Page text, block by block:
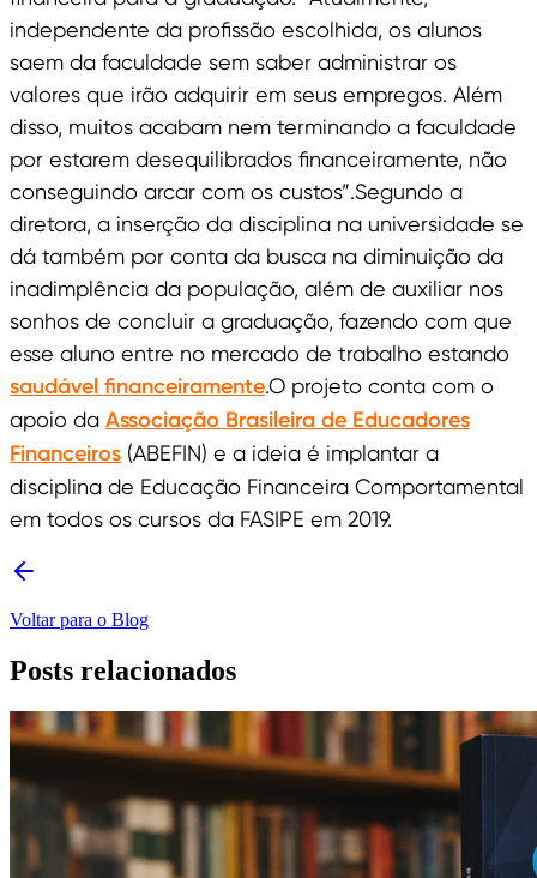
independente da profissão escolhida, os alunos
saem da faculdade sem saber administrar os
valores que irão adquirir em seus empregos. Além
disso, muitos acabam nem terminando a faculdade
por estarem desequilibrados financeiramente, não
conseguindo arcar com os custos”.Segundo a
diretora, a inserção da disciplina na universidade se
dá também por conta da busca na diminuição da
inadimplência da população, além de auxiliar nos
sonhos de concluir a graduação, fazendo com que
esse aluno entre no mercado de trabalho estando
saudável financeiramente.O projeto conta com o
apoio da Associação Brasileira de Educadores
Financeiros (ABEFIN) e a ideia é implantar a
disciplina de Educação Financeira Comportamental
em todos os cursos da FASIPE em 2019.
Voltar para o Blog
Posts relacionados